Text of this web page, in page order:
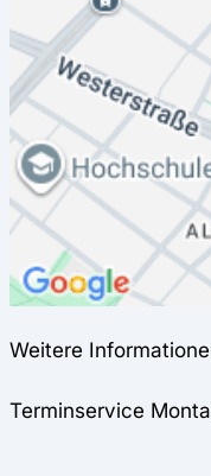
Weitere
Terminservice